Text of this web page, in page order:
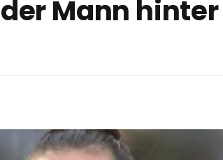
Mann hinter